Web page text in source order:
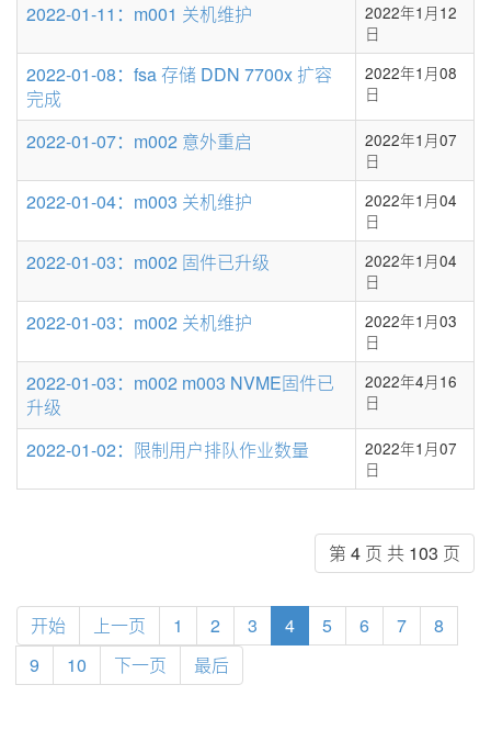
2022-01-11：m001 关机维护
2022年1月12
日
2022-01-08：fsa 存储 DDN 7700x 扩容
完成
2022年1月08
日
2022-01-07：m002 意外重启
2022年1月07
日
2022-01-04：m003 关机维护
2022年1月04
日
2022-01-03：m002 固件已升级
2022年1月04
日
2022-01-03：m002 关机维护
2022年1月03
日
2022-01-03：m002 m003 NVME固件已
升级
2022年4月16
日
2022-01-02：限制用户排队作业数量
2022年1月07
日
第 4 页 共 103 页
开始 上一页 1 2 3 4 5 6 7
8
9
10 下一页 最后